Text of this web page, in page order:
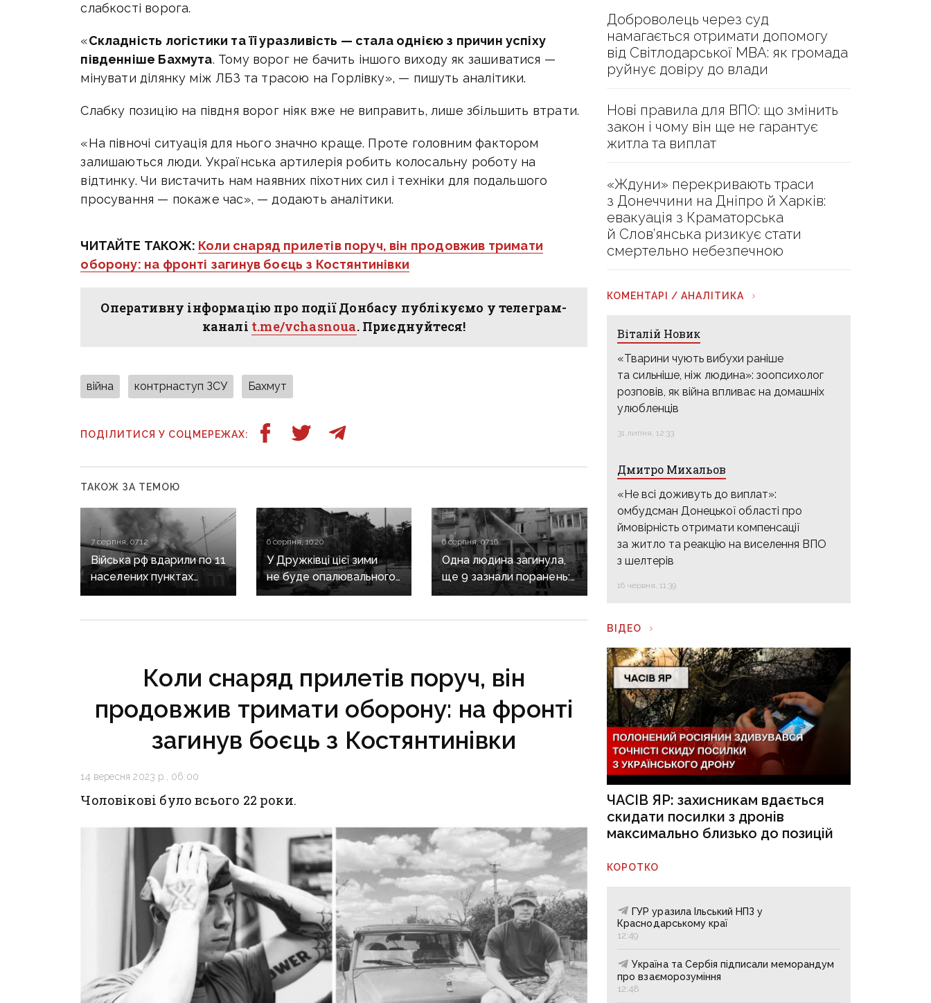
слабкості ворога.
«Складність логістики та її уразливість — стала однією з причин успіху
південніше Бахмута. Тому ворог не бачить іншого виходу як зашиватися —
мінувати ділянку між ЛБЗ та трасою на Горлівку», — пишуть аналітики.
Слабку позицію на півдня ворог ніяк вже не виправить, лише збільшить втрати.
«На півночі ситуація для нього значно краще. Проте головним фактором
залишаються люди. Українська артилерія робить колосальну роботу на
відтинку. Чи вистачить нам наявних піхотних сил і техніки для подальшого
просування — покаже час», — додають аналітики.
ЧИТАЙТЕ ТАКОЖ: Коли снаряд прилетів поруч, він продовжив тримати
оборону: на фронті загинув боєць з Костянтинівки
Оперативну інформацію про події Донбасу публікуємо у телеграм-
каналі t.me/vchasnoua. Приєднуйтеся!
війна контрнаступ ЗСУ Бахмут
ПОДІЛИТИСЯ У СОЦМЕРЕЖАХ:
ТАКОЖ ЗА ТЕМОЮ
7 серпня, 07:12
Війська рф вдарили по 11
населених пунктах
Донеччини: одна людина
6 серпня, 10:20
У Дружківці цієї зими
не буде опалювального
сезону: фронт
6 серпня, 07:16
Одна людина загинула,
ще 9 зазнали поранень:
воєнні злочини
Коли снаряд прилетів поруч, він
продовжив тримати оборону: на фронті
загинув боєць з Костянтинівки
14 вересня 2023 р., 06:00
Чоловікові було всього 22 роки.
Доброволець через суд
намагається отримати допомогу
від Світлодарської МВА: як громада
руйнує довіру до влади
Нові правила для ВПО: що змінить
закон і чому він ще не гарантує
житла та виплат
«Ждуни» перекривають траси
з Донеччини на Дніпро й Харків:
евакуація з Краматорська
й Слов’янська ризикує стати
смертельно небезпечною
КОМЕНТАРІ / АНАЛІТИКА
Віталій Новик
«Тварини чують вибухи раніше
та сильніше, ніж людина»: зоопсихолог
розповів, як війна впливає на домашніх
улюбленців
31 липня, 12:33
Дмитро Михальов
«Не всі доживуть до виплат»:
омбудсман Донецької області про
ймовірність отримати компенсації
за житло та реакцію на виселення ВПО
з шелтерів
16 червня, 11:39
ВІДЕО
ЧАСІВ ЯР: захисникам вдається
скидати посилки з дронів
максимально близько до позицій
КОРОТКО
ГУР уразила Ільський НПЗ у
Краснодарському краї
12:49
Україна та Сербія підписали меморандум
про взаєморозуміння
12:48